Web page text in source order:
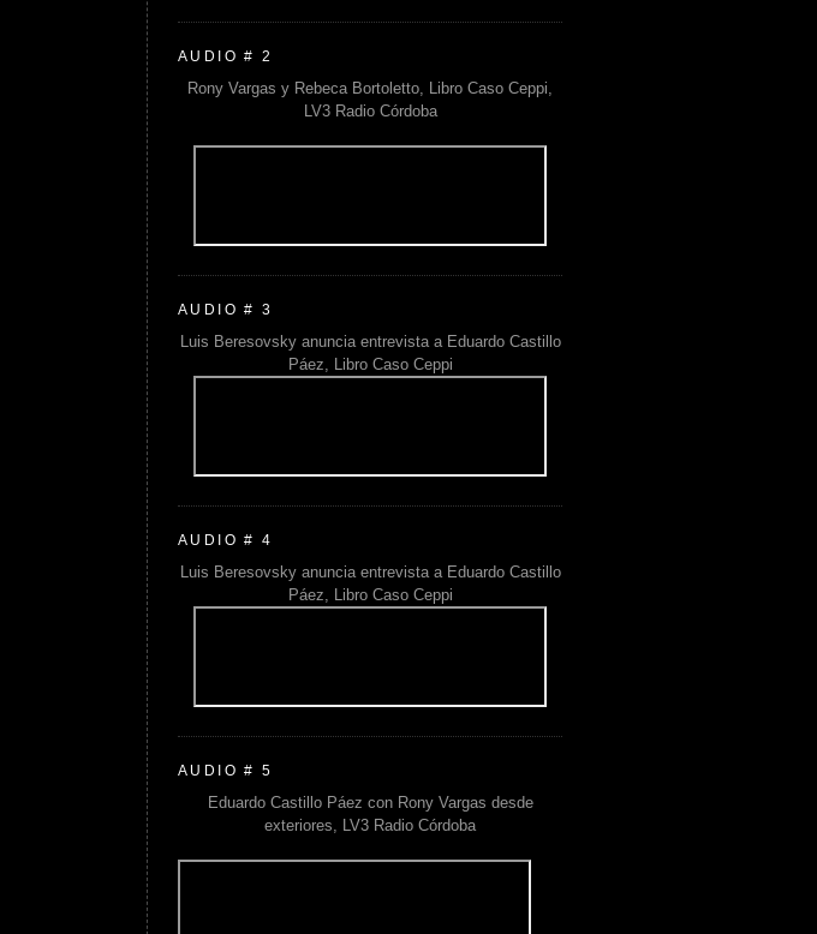
AUDIO # 2
Rony Vargas y Rebeca Bortoletto, Libro Caso Ceppi,
LV3 Radio Córdoba
AUDIO # 3
Luis Beresovsky anuncia entrevista a Eduardo Castillo
Páez, Libro Caso Ceppi
AUDIO # 4
Luis Beresovsky anuncia entrevista a Eduardo Castillo
Páez, Libro Caso Ceppi
AUDIO # 5
Eduardo Castillo Páez con Rony Vargas desde
exteriores, LV3 Radio Córdoba